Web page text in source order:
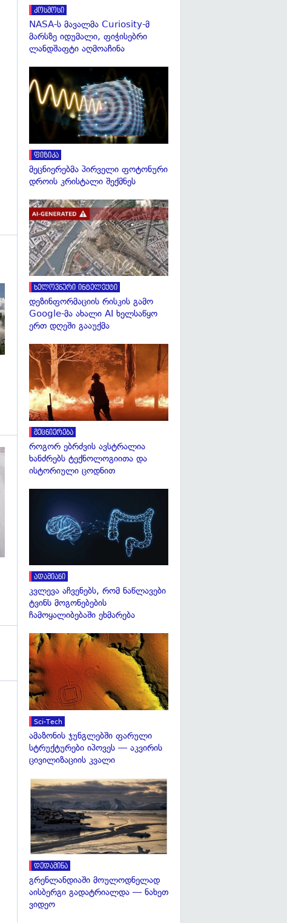
გადახედვა
გადახედვა
კოსმოსი
NASA-ს მავალმა Curiosity-მ
მარსზე იდუმალი, ფიჭისებრი
ლანდშაფტი აღმოაჩინა
ფიზიკა
მეცნიერებმა პირველი ფოტონური
დროის კრისტალი შექმნეს
ხელოვნური ინტელექტი
დეზინფორმაციის რისკის გამო
Google-მა ახალი AI ხელსაწყო
ერთ დღეში გააუქმა
მეცნიერება
როგორ ებრძვის ავსტრალია
ხანძრებს ტექნოლოგიითა და
ისტორიული ცოდნით
ადამიანი
კვლევა აჩვენებს, რომ ნაწლავები
ტვინს მოგონებების
ჩამოყალიბებაში ეხმარება
Sci-Tech
ამაზონის ჯუნგლებში ფარული
სტრუქტურები იპოვეს — აკვირის
ცივილიზაციის კვალი
დედამიწა
გრენლანდიაში მოულოდნელად
აისბერგი გადატრიალდა — ნახეთ
ვიდეო